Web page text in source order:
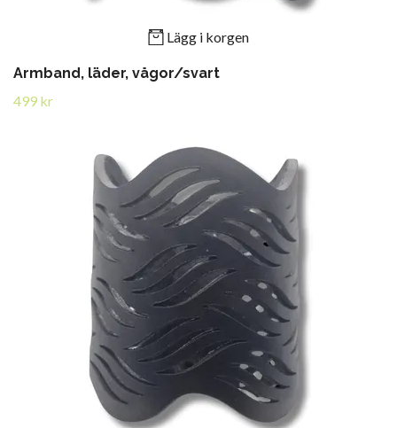
Lägg i korgen
Armband, läder, vågor/svart
499 kr